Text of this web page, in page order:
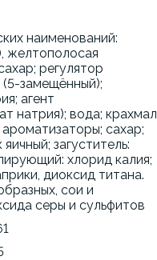
наименований:
желтополосая
регулятор
замещённый);
агент
натрия); вода; крахмал
сахар;
загуститель:
хлорид калия;
диоксид титана.
сои и
серы и сульфитов